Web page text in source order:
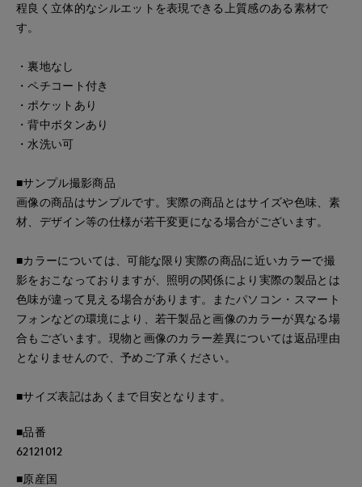
程良く立体的なシルエットを表現できる上質感のある素材で
す。
・裏地なし
・ペチコート付き
・ポケットあり
・背中ボタンあり
・水洗い可
■サンプル撮影商品
画像の商品はサンプルです。実際の商品とはサイズや色味、素
材、デザイン等の仕様が若干変更になる場合がございます。
■カラーについては、可能な限り実際の商品に近いカラーで撮
影をおこなっておりますが、照明の関係により実際の製品とは
色味が違って見える場合があります。またパソコン・スマート
フォンなどの環境により、若干製品と画像のカラーが異なる場
合もございます。現物と画像のカラー差異については返品理由
となりませんので、予めご了承ください。
■サイズ表記はあくまで目安となります。
■品番
62121012
■原産国